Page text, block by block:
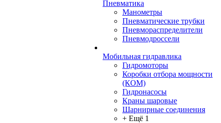
Пневматика
Манометры
Пневматические трубки
Пневмораспределители
Пневмодроссели
Мобильная гидравлика
Гидромоторы
Коробки отбора мощности
(КОМ)
Гидронасосы
Краны шаровые
Шарнирные соединения
+ Ещё 1